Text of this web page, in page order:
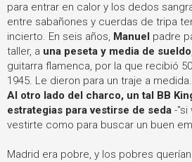
para entrar en calor y los dedos
entre sabañones y cuerdas de tripa
incierto. En seis años, Manuel padre
taller, a una peseta y media de sueldo
guitarra flamenca, por la que recibió
1945. Le dieron para un traje a medida.
Al otro lado del charco, un tal BB
estrategias para vestirse de seda -"si
vestirte como para buscar un buen
Madrid era pobre, y los pobres